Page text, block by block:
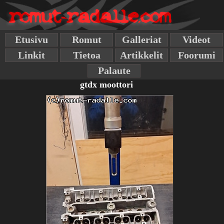
Etusivu Romut Galleriat
Videot
Linkit
Tietoa Artikkelit
Foorumi
Palaute
gtdx moottori